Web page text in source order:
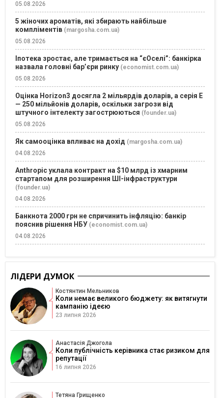
05.08.2026
5 жіночих ароматів, які збирають найбільше
компліментів (margosha.com.ua)
05.08.2026
Іпотека зростає, але тримається на “єОселі”: банкірка
назвала головні бар’єри ринку (economist.com.ua)
05.08.2026
Оцінка Horizon3 досягла 2 мільярдів доларів, а серія E
— 250 мільйонів доларів, оскільки загрози від
штучного інтелекту загострюються (founder.ua)
05.08.2026
Як самооцінка впливає на дохід (margosha.com.ua)
04.08.2026
Anthropic уклала контракт на $10 млрд із хмарним
стартапом для розширення ШІ-інфраструктури
(founder.ua)
04.08.2026
Банкнота 2000 грн не спричинить інфляцію: банкір
пояснив рішення НБУ (economist.com.ua)
04.08.2026
ЛІДЕРИ ДУМОК
Костянтин Мельников
Коли немає великого бюджету: як витягнути
кампанію ідеєю
23 липня 2026
Анастасія Джогола
Коли публічність керівника стає ризиком для
репутації
16 липня 2026
Тетяна Грищенко